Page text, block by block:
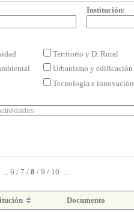
Institución:
Territorio y D. Rural
Urbanismo y edificación
Tecnología e innovación
... 6 / 7 / 8 / 9 / 10 ...
Documento